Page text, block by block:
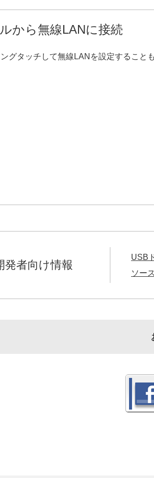
から無線LANに接続
グタッチして無線LANを設定すること
発者向け情報
USB
ソー